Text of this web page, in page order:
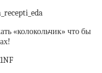
«колокольчик» что бы